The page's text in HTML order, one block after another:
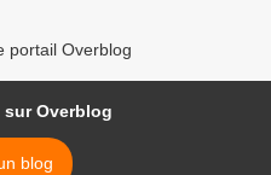
portail Overblog
Overblog
blog